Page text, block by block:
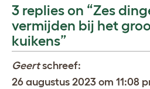
3 replies on “Zes
vermijden bij het
kuikens”
Geert schreef:
26 augustus 2023 om 11:08